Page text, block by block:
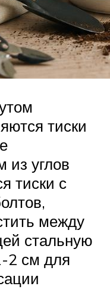
тиски
из углов
тиски с
между
стальную
2 см для